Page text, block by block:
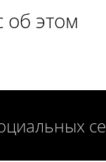
об этом